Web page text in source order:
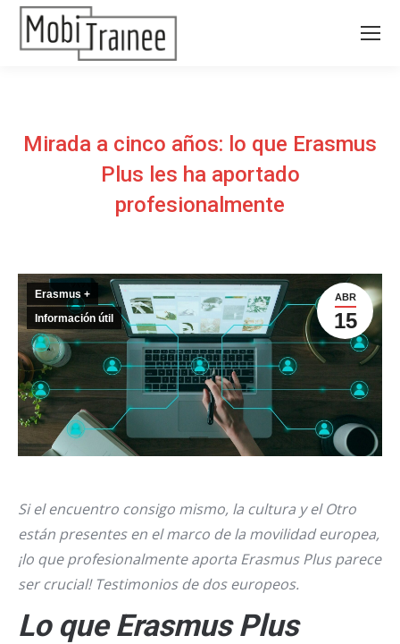
Mirada a cinco años: lo que Erasmus
Plus les ha aportado
profesionalmente
ABR
15
Erasmus +
Información útil
Si el encuentro consigo mismo, la cultura y el Otro
están presentes en el marco de la movilidad europea,
¡lo que profesionalmente aporta Erasmus Plus parece
ser crucial! Testimonios de dos europeos.
Lo que Erasmus Plus